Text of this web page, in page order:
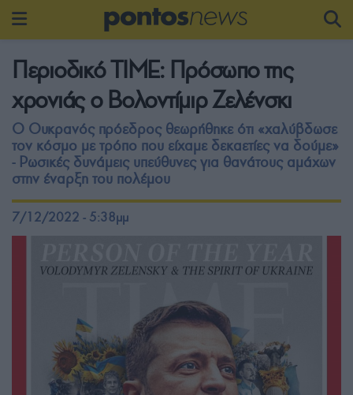
Περιοδικό TIME: Πρόσωπο της
χρονιάς ο Βολοντίμιρ Ζελένσκι
Ο Ουκρανός πρόεδρος θεωρήθηκε ότι «χαλύβδωσε
τον κόσμο με τρόπο που είχαμε δεκαετίες να δούμε»
- Ρωσικές δυνάμεις υπεύθυνες για θανάτους αμάχων
στην έναρξη του πολέμου
7/12/2022 - 5:38μμ